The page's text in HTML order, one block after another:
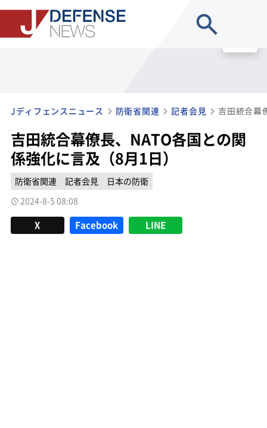
Jディフェンスニュース 防衛省関連 記者会見
吉田統合幕僚長、NATO各国との関
係強化に言及（8月1日）
防衛省関連 記者会見
日本の防衛
2024-8-5 08:08
X Facebook LINE